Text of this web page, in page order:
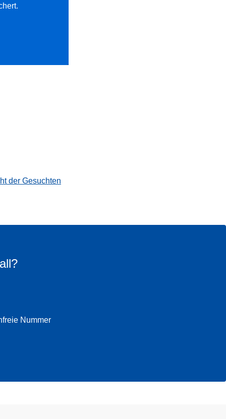
der Gesuchten
Nummer